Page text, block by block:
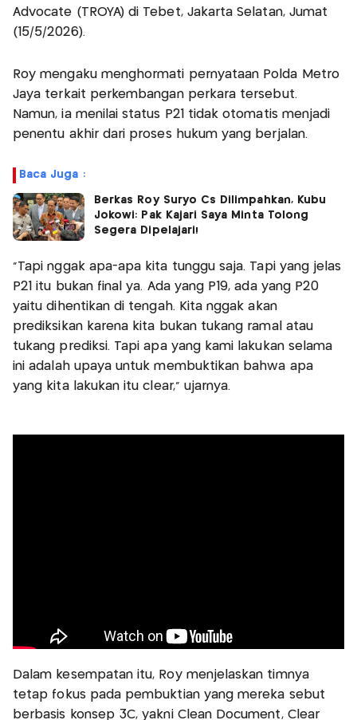
Advocate (TROYA) di Tebet, Jakarta Selatan, Jumat
(15/5/2026).
Roy mengaku menghormati pernyataan Polda Metro
Jaya terkait perkembangan perkara tersebut.
Namun, ia menilai status P21 tidak otomatis menjadi
penentu akhir dari proses hukum yang berjalan.
Baca Juga :
Berkas Roy Suryo Cs Dilimpahkan, Kubu
Jokowi: Pak Kajari Saya Minta Tolong
Segera Dipelajari!
“Tapi nggak apa-apa kita tunggu saja. Tapi yang jelas
P21 itu bukan final ya. Ada yang P19, ada yang P20
yaitu dihentikan di tengah. Kita nggak akan
prediksikan karena kita bukan tukang ramal atau
tukang prediksi. Tapi apa yang kami lakukan selama
ini adalah upaya untuk membuktikan bahwa apa
yang kita lakukan itu clear,” ujarnya.
Dalam kesempatan itu, Roy menjelaskan timnya
tetap fokus pada pembuktian yang mereka sebut
berbasis konsep 3C, yakni Clean Document, Clear